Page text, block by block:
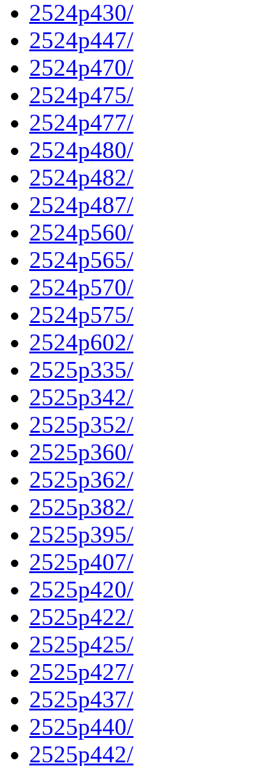
2524p430/
2524p447/
2524p470/
2524p475/
2524p477/
2524p480/
2524p482/
2524p487/
2524p560/
2524p565/
2524p570/
2524p575/
2524p602/
2525p335/
2525p342/
2525p352/
2525p360/
2525p362/
2525p382/
2525p395/
2525p407/
2525p420/
2525p422/
2525p425/
2525p427/
2525p437/
2525p440/
2525p442/